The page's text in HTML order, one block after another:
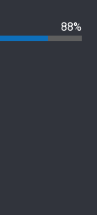
88%